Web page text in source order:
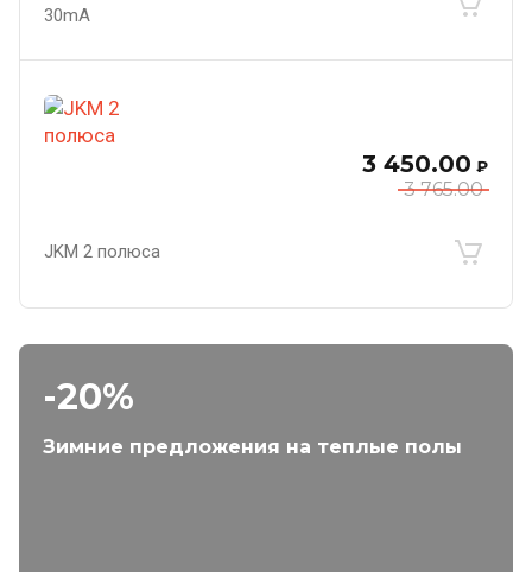
30mА
3 765.00
3 450.00 ₽
JKM 2 полюса
-20%
Зимние предложения на теплые полы